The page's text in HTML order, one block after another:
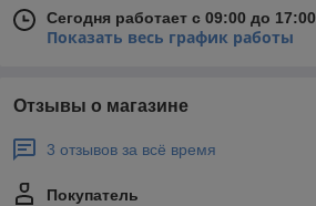
Сегодня работает с 09:00 до 17:00
Показать весь график работы
Отзывы о магазине
3 отзывов за всё время
Покупатель